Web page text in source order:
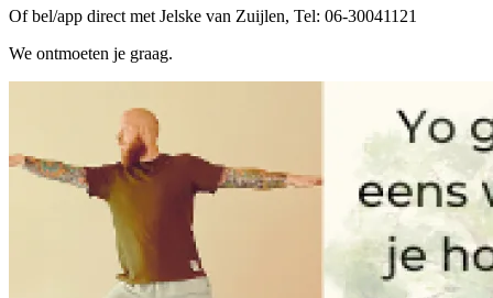
Of bel/app direct met Jelske van Zuijlen, Tel: 06-30041121
We ontmoeten je graag.